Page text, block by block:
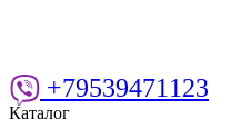
+79539471123
Каталог